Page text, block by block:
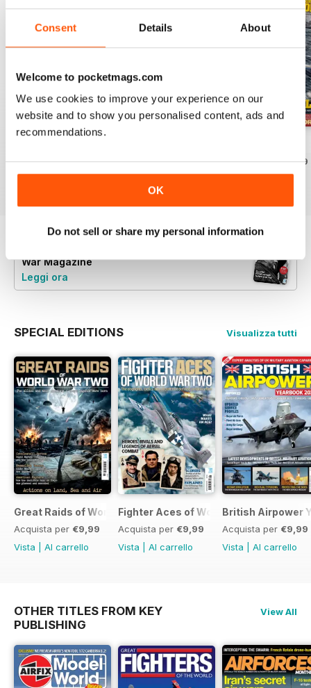
Consent Details About
Welcome to pocketmags.com
We use cookies to improve your experience on our
website and to show you personalised content, ads and
recommendations.
OK
Do not sell or share my personal information
Acquista per€6,99
Acquista per€6,99
Acquista per€6,99
War Magazine
Leggi ora
SPECIAL EDITIONS Visualizza tutti
Great Raids of World War Two
Acquista per €9,99
Vista
Al carrello
Fighter Aces of World War Two
Acquista per €9,99
Vista
Al carrello
British Airpower
Acquista per €9,99
Vista
Al carrello
OTHER TITLES FROM KEY
PUBLISHING
View All